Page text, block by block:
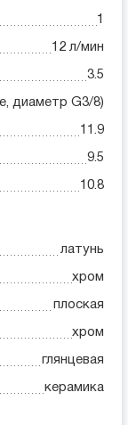
1
12 л/мин
3.5
диаметр G3/8)
11.9
9.5
10.8
латунь
хром
плоская
хром
глянцевая
керамика